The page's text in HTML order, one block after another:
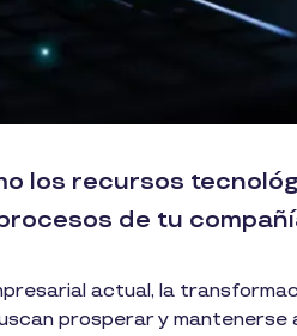
los recursos
de tu
actual, la
prosperar y mantenerse